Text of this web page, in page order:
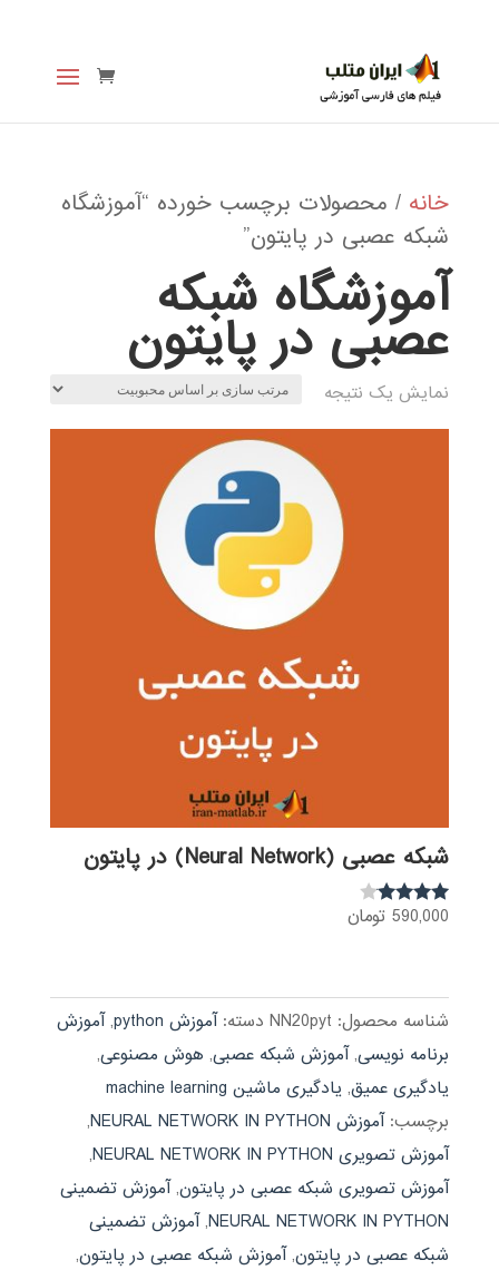
خانه / محصولات برچسب خورده “آموزشگاه
شبکه عصبی در پایتون”
آموزشگاه شبکه
عصبی در پایتون
نمایش یک نتیجه
شبکه عصبی (Neural Network) در پایتون
نمره
590,000 تومان
شناسه محصول: NN20pyt دسته:آموزش python ,آموزش
برنامه نویسی,آموزش شبکه عصبی, هوش مصنوعی,
یادگیری عمیق, یادگیری ماشین machine learning
برچسب:آموزش NEURAL NETWORK IN PYTHON
,
آموزش تصویری NEURAL NETWORK IN PYTHON
,
آموزش تصویری شبکه عصبی در پایتون,آموزش تضمینی
NEURAL NETWORK IN PYTHON
,آموزش تضمینی
شبکه عصبی در پایتون,آموزش شبکه عصبی در پایتون,